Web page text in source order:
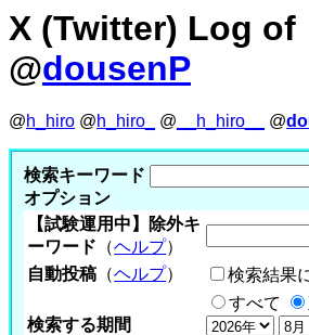
X (Twitter) Log of
@dousenP
@h_hiro @h_hiro_ @ __h_hiro__ @
検索キーワード
オプション
【試験運用中】除外キ
ーワード （ヘルプ）
自動投稿 （ヘルプ） 検索結果
検索する期間
すべて